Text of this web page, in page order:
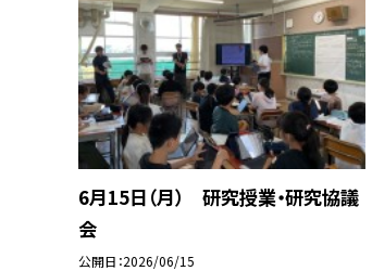
6月15日（月） 研究授業・研究協議
会
公開日 2026/06/15